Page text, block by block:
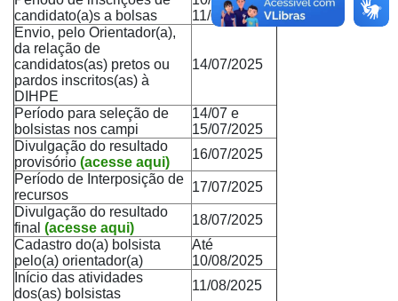
candidato(a)s a bolsas
11/07/2025
Envio, pelo Orientador(a),
da relação de
candidatos(as) pretos ou
pardos inscritos(as) à
DIHPE
14/07/2025
Período para seleção de
bolsistas nos campi
14/07 e
15/07/2025
Divulgação do resultado
provisório (acesse aqui)
16/07/2025
Período de Interposição de
recursos
17/07/2025
Divulgação do resultado
final (acesse aqui)
18/07/2025
Cadastro do(a) bolsista
pelo(a) orientador(a)
Até
10/08/2025
Início das atividades
dos(as) bolsistas
11/08/2025